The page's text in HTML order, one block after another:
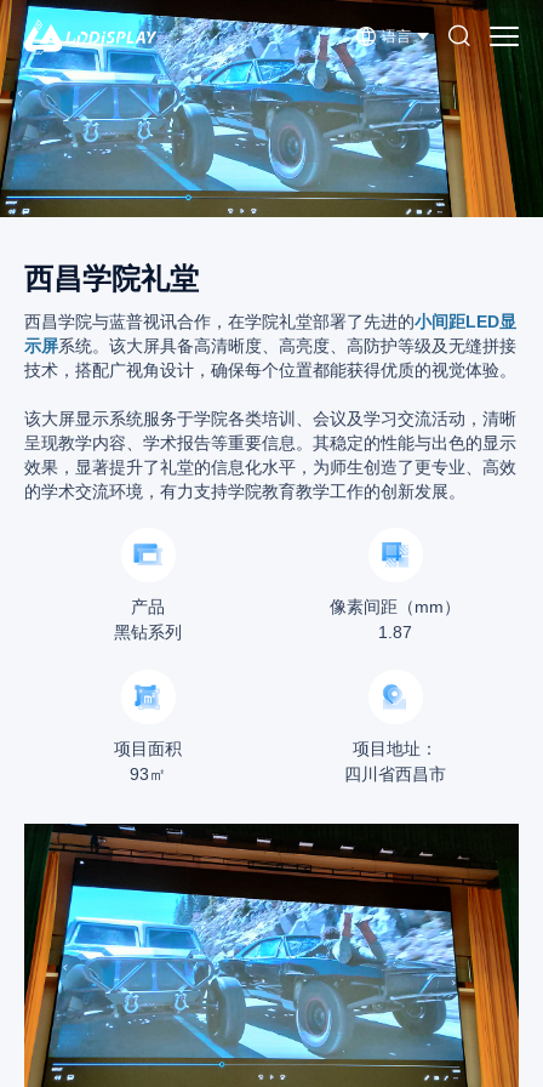
语言
西昌学院礼堂
西昌学院与蓝普视讯合作，在学院礼堂部署了先进的小间距LED显
示屏系统。该大屏具备高清晰度、高亮度、高防护等级及无缝拼接
技术，搭配广视角设计，确保每个位置都能获得优质的视觉体验。
该大屏显示系统服务于学院各类培训、会议及学习交流活动，清晰
呈现教学内容、学术报告等重要信息。其稳定的性能与出色的显示
效果，显著提升了礼堂的信息化水平，为师生创造了更专业、高效
的学术交流环境，有力支持学院教育教学工作的创新发展。
产品
黑钻系列
像素间距（mm）
1.87
项目面积
93㎡
项目地址：
四川省西昌市